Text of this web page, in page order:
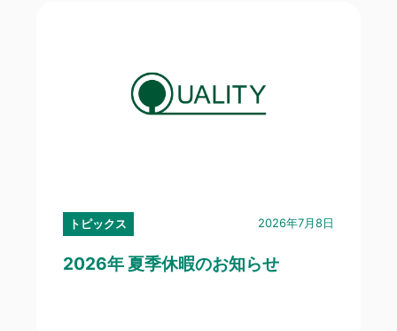
トピックス 2026年7月8日
2026年 夏季休暇のお知らせ